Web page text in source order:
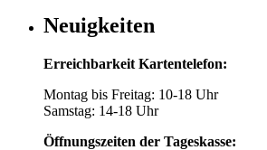
Neuigkeiten
Erreichbarkeit Kartentelefon:
Montag bis Freitag: 10-18 Uhr
Samstag: 14-18 Uhr
Öffnungszeiten der Tageskasse: